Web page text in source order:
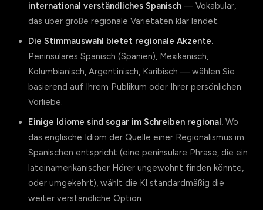
international verständliches Spanisch — Vokabular,
das über große regionale Varietäten klar landet.
Die Stimmauswahl bietet regionale Akzente.
Peninsulares Spanisch (Spanien), Mexikanisch,
Kolumbianisch, Argentinisch, Karibisch — wählen Sie
basierend auf Ihrem Publikum oder Ihrer persönlichen
Vorliebe.
Einige Idiome sind sogar im Schreiben regional. Wo
das englische Idiom der Quelle einer Regionalismus im
Spanischen entspricht (eine peninsulare Phrase, die ein
lateinamerikanischer Hörer ungewohnt finden könnte,
oder umgekehrt), wählt die KI standardmäßig die
weiter verständliche Option.